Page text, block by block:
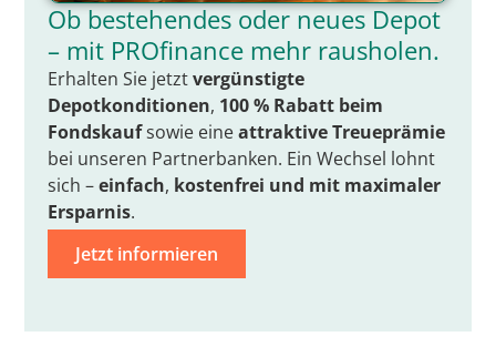
Ob bestehendes oder neues Depot
– mit PROfinance mehr rausholen.
Erhalten Sie jetztvergünstigte
Depotkonditionen, 100 % Rabatt beim
Fondskaufsowie eineattraktive Treueprämie
bei unseren Partnerbanken. Ein Wechsel lohnt
sich –einfach, kostenfrei und mit maximaler
Ersparnis.
Jetzt informieren